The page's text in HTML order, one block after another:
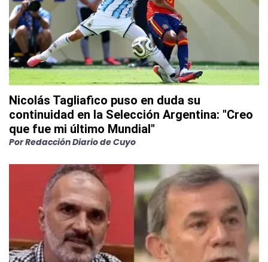
Nicolás Tagliafico puso en duda su
continuidad en la Selección Argentina: "Creo
que fue mi último Mundial"
PorRedacción Diario de Cuyo